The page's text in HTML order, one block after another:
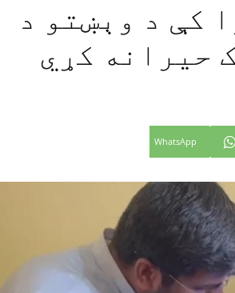
کې د وېښتو د
حیرانه کړي
WhatsApp